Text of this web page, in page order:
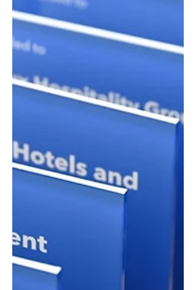
สิ่งที่ผู้เดินทางให้ความสำคัญในด้านผลกระทบ
ทางสังคมและสิ่งแวดล้อมที่เกิดขึ้นจากการเดิน
ทาง จากผู้ตอบแบบสอบถามกว่า 32,500 คน
จาก 35 ประเทศทั่วโลก รายงานของปีนี้ได้เน้น
ย้ำถึงความย้อนแย้งระหว่างวัยของผู้เดินทาง
(85% ของผู้เดินทางทั่วโลก) ระบุว่าการเดินทาง
อย่างยิ่งยืนมากขึ้นเป็นสิ่งที่สำ